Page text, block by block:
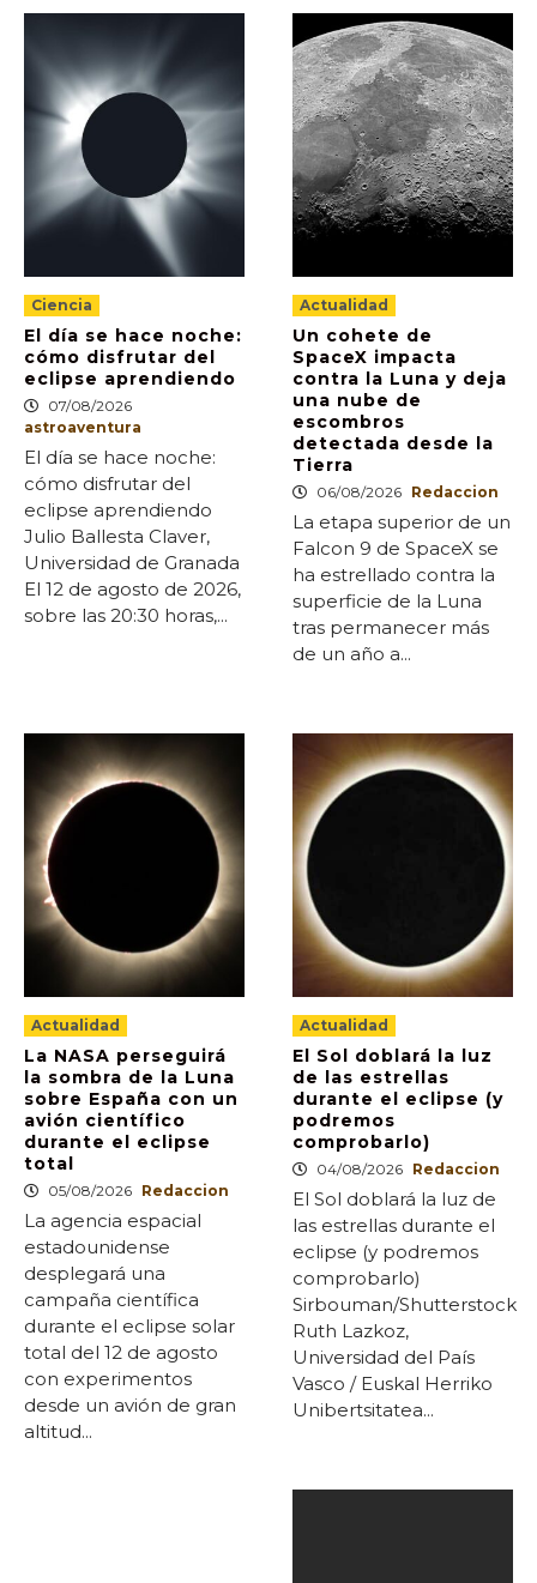
Ciencia
El día se hace noche:
cómo disfrutar del
eclipse aprendiendo
07/08/2026
astroaventura
El día se hace noche:
cómo disfrutar del
eclipse aprendiendo
Julio Ballesta Claver,
Universidad de Granada
El 12 de agosto de 2026,
sobre las 20:30 horas,...
Actualidad
Un cohete de
SpaceX impacta
contra la Luna y deja
una nube de
escombros
detectada desde la
Tierra
06/08/2026 Redaccion
La etapa superior de un
Falcon 9 de SpaceX se
ha estrellado contra la
superficie de la Luna
tras permanecer más
de un año a...
Actualidad
La NASA perseguirá
la sombra de la Luna
sobre España con un
avión científico
durante el eclipse
total
05/08/2026 Redaccion
La agencia espacial
estadounidense
desplegará una
campaña científica
durante el eclipse solar
total del 12 de agosto
con experimentos
desde un avión de gran
altitud...
Actualidad
El Sol doblará la luz
de las estrellas
durante el eclipse (y
podremos
comprobarlo)
04/08/2026 Redaccion
El Sol doblará la luz de
las estrellas durante el
eclipse (y podremos
comprobarlo)
Sirbouman/Shutterstock
Ruth Lazkoz,
Universidad del País
Vasco / Euskal Herriko
Unibertsitatea...